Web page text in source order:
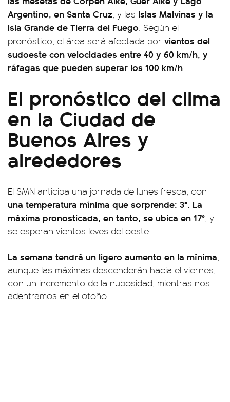
Argentino, en Santa Cruz, y las Islas Malvinas y la
Isla Grande de Tierra del Fuego. Según el
pronóstico, el área será afectada por vientos del
sudoeste con velocidades entre 40 y 60 km/h, y
ráfagas que pueden superar los 100 km/h.
El pronóstico del clima
en la Ciudad de
Buenos Aires y
alrededores
El SMN anticipa una jornada de lunes fresca, con
una temperatura mínima que sorprende: 3°. La
máxima pronosticada, en tanto, se ubica en 17°, y
se esperan vientos leves del oeste.
La semana tendrá un ligero aumento en la mínima,
aunque las máximas descenderán hacia el viernes,
con un incremento de la nubosidad, mientras nos
adentramos en el otoño.